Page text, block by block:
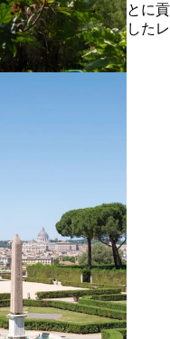
び有効活用することに貢
ンデザインに特化したレ